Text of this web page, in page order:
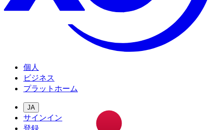
個人
ビジネス
プラットホーム
JA
サインイン